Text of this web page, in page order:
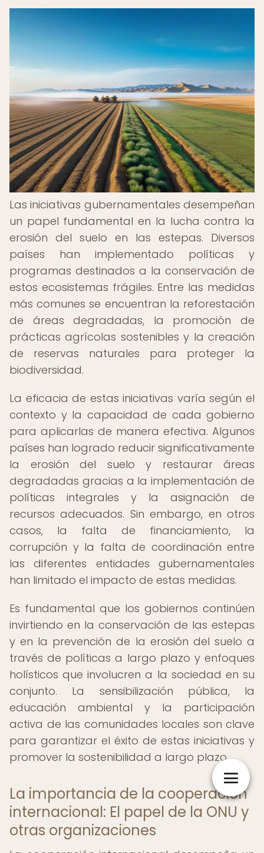
Las iniciativas gubernamentales desempeñan
un papel fundamental en la lucha contra la
erosión del suelo en las estepas. Diversos
países han implementado políticas y
programas destinados a la conservación de
estos ecosistemas frágiles. Entre las medidas
más comunes se encuentran la reforestación
de áreas degradadas, la promoción de
prácticas agrícolas sostenibles y la creación
de reservas naturales para proteger la
biodiversidad.
La eficacia de estas iniciativas varía según el
contexto y la capacidad de cada gobierno
para aplicarlas de manera efectiva. Algunos
países han logrado reducir significativamente
la erosión del suelo y restaurar áreas
degradadas gracias a la implementación de
políticas integrales y la asignación de
recursos adecuados. Sin embargo, en otros
casos, la falta de financiamiento, la
corrupción y la falta de coordinación entre
las diferentes entidades gubernamentales
han limitado el impacto de estas medidas.
Es fundamental que los gobiernos continúen
invirtiendo en la conservación de las estepas
y en la prevención de la erosión del suelo a
través de políticas a largo plazo y enfoques
holísticos que involucren a la sociedad en su
conjunto. La sensibilización pública, la
educación ambiental y la participación
activa de las comunidades locales son clave
para garantizar el éxito de estas iniciativas y
promover la sostenibilidad a largo plazo.
La importancia de la cooperación
internacional: El papel de la ONU y
otras organizaciones